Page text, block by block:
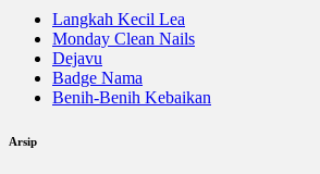
Langkah Kecil Lea
Monday Clean Nails
Dejavu
Badge Nama
Benih-Benih Kebaikan
Arsip